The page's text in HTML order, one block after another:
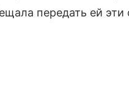
передать ей эти